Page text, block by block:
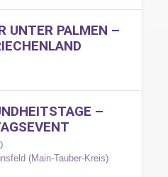
UNTER PALMEN –
–
(Main-Tauber-Kreis)